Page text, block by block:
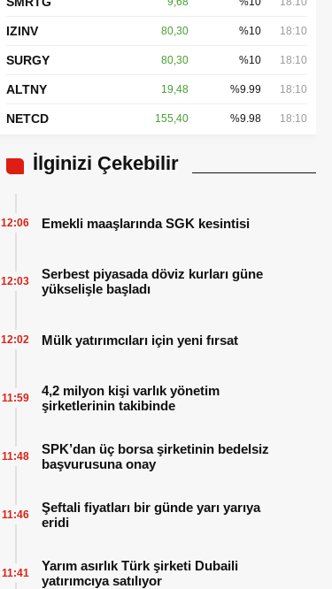
IZINV 80,30 %10 18:10
SURGY 80,30 %10 18:10
ALTNY 19,48 %9.99 18:10
NETCD 155,40 %9.98 18:10
İlginizi Çekebilir
Emekli maaşlarında SGK kesintisi
12:06
Serbest piyasada döviz kurları güne
yükselişle başladı
12:03
Mülk yatırımcıları için yeni fırsat
12:02
4,2 milyon kişi varlık yönetim
şirketlerinin takibinde
11:59
SPK’dan üç borsa şirketinin bedelsiz
başvurusuna onay
11:48
Şeftali fiyatları bir günde yarı yarıya
eridi
11:46
Yarım asırlık Türk şirketi Dubaili
yatırımcıya satılıyor
11:41